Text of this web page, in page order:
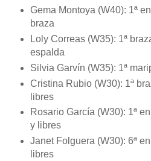
Gema Montoya (W40): 1ª
braza
Loly Correas (W35): 1ª
espalda
Silvia Garvín (W35): 1ª
Cristina Rubio (W30): 1ª
libres
Rosario García (W30): 1ª
y libres
Janet Folguera (W30): 6ª
libres